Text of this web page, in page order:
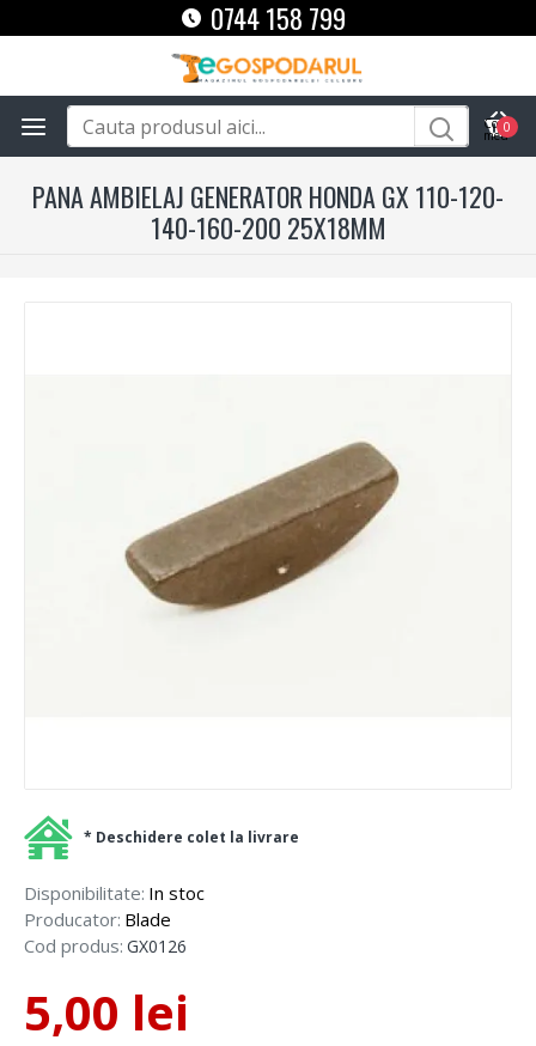
0744 158 799
0
PANA AMBIELAJ GENERATOR HONDA GX 110-120-
140-160-200 25X18MM
Disponibilitate: In stoc
Producator: Blade
Cod produs: GX0126
5,00 lei
* Deschidere colet la livrare